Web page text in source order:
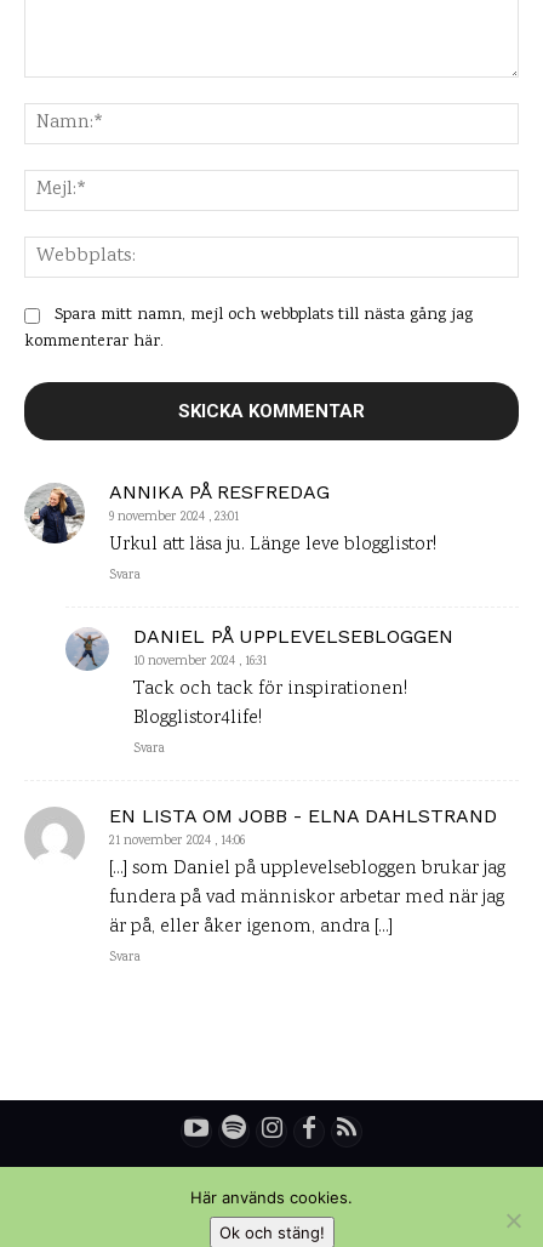
ANNIKA PÅ RESFREDAG
9 november 2024 , 23:01
Urkul att läsa ju. Länge leve blogglistor!
Svara
DANIEL PÅ UPPLEVELSEBLOGGEN
10 november 2024 , 16:31
Tack och tack för inspirationen!
Blogglistor4life!
Svara
EN LISTA OM JOBB - ELNA DAHLSTRAND
21 november 2024 , 14:06
[…] som Daniel på upplevelsebloggen brukar jag
fundera på vad människor arbetar med när jag
är på, eller åker igenom, andra […]
Svara
Spara mitt namn, mejl och webbplats till nästa gång jag
kommenterar här.
Här används cookies.
Ok och stäng!